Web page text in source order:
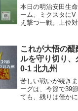
本日の明治安田生
ーム、ミクスタに
え撃つ一戦。上位
すがは上位対決、
スタメンは．．．...
これが大悟の
ルを守り切り、
0-1 北九州
苦しい戦いが続き
ーグは、今節で39
ても、残りは僅か